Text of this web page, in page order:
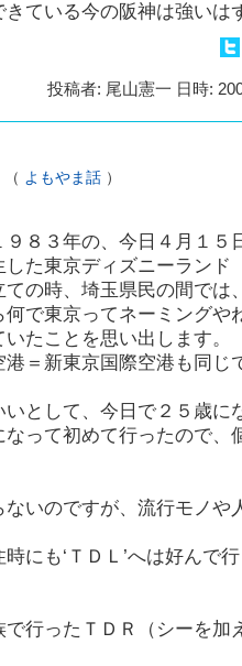
きている今の阪神は強いは
投稿者: 尾山憲一 日時:
（ よもやま話 ）
８３年の、今日４月１５
た東京ディズニーランド
の時、埼玉県民の間では
何で東京ってネーミング
たことを思い出します。
港＝新東京国際空港も同じ
いとして、今日で２５歳
って初めて行ったので、
いのですが、流行モノや
にも‘ＴＤＬ’へは好んで
で行ったＴＤＲ（シーを加